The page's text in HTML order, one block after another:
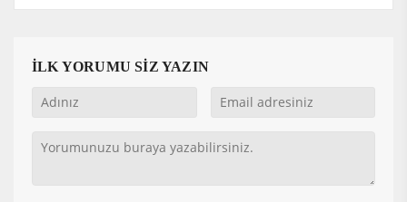
İLK YORUMU SİZ YAZIN